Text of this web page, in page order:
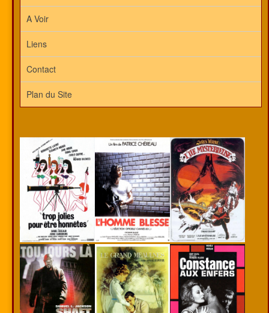
A Voir
Liens
Contact
Plan du Site